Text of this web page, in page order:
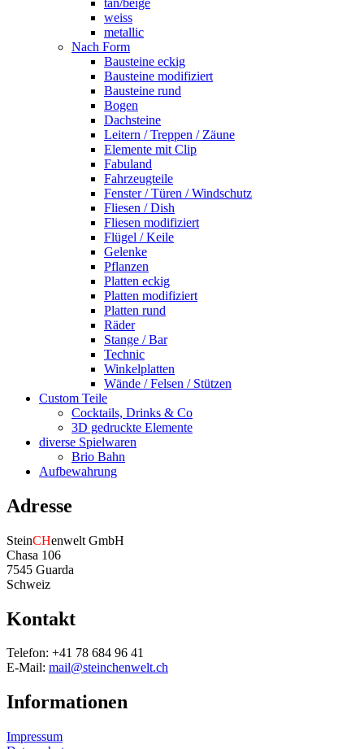
weiss
metallic
Nach Form
Bausteine eckig
Bausteine modifiziert
Bausteine rund
Bogen
Dachsteine
Leitern / Treppen / Zäune
Elemente mit Clip
Fabuland
Fahrzeugteile
Fenster / Türen / Windschutz
Fliesen / Dish
Fliesen modifiziert
Flügel / Keile
Gelenke
Pflanzen
Platten eckig
Platten modifiziert
Platten rund
Räder
Stange / Bar
Technic
Winkelplatten
Wände / Felsen / Stützen
Custom Teile
Cocktails, Drinks & Co
3D gedruckte Elemente
diverse Spielwaren
Brio Bahn
Aufbewahrung
Adresse
SteinCHenwelt GmbH
Chasa 106
7545 Guarda
Schweiz
Kontakt
Telefon: +41 78 684 96 41
E-Mail: mail@steinchenwelt.ch
Informationen
Impressum